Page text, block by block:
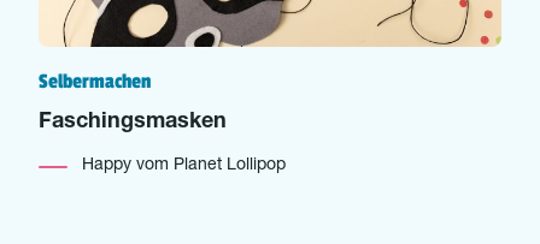
Selbermachen
Faschingsmasken
Happy vom Planet Lollipop